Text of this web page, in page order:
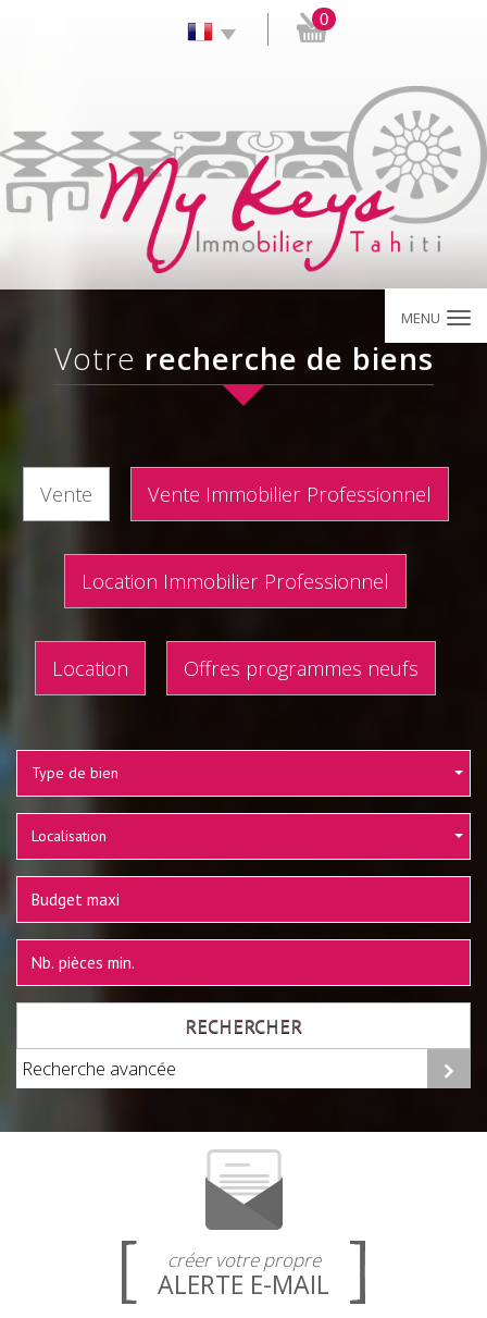
0
MENU
Votre recherche de biens
Vente Vente Immobilier Professionnel
Location Immobilier Professionnel
Location Offres programmes neufs
Type de bien
Localisation
RECHERCHER
Recherche avancée
créer votre propre
ALERTE E-MAIL